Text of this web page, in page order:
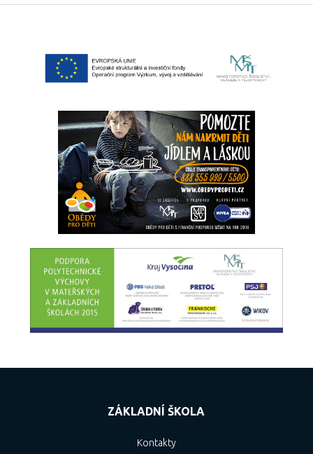
ZÁKLADNÍ ŠKOLA
Kontakty